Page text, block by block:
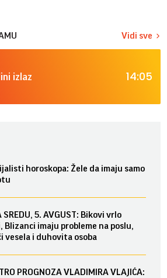
Vidi sve
izlaz 14:05
horoskopa: Žele da imaju samo
SREDU, 5. AVGUST: Bikovi vrlo
Blizanci imaju probleme na poslu,
vesela i duhovita osoba
PROGNOZA VLADIMIRA VLAJIĆA: